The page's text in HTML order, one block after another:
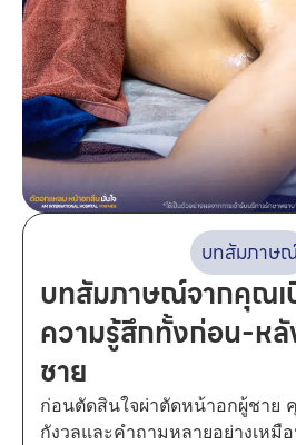
บทสัมภาษ
บทสัมภาษณ์จากคุณเ
ความรู้สึกทั้งก่อน-ห
ชาย
ก่อนตัดสินใจผ่าตัดหน้าอกผู้ชาย
กังวลและคำถามหลายอย่างเหมื